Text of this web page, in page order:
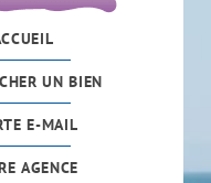
UN BIEN
E-MAIL
AGENCE